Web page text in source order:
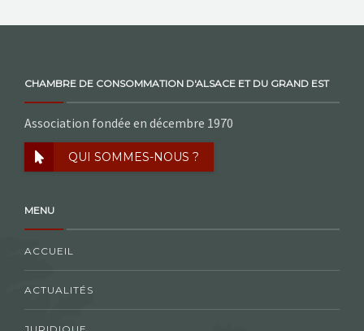
CHAMBRE DE CONSOMMATION D'ALSACE ET DU GRAND EST
Association fondée en décembre 1970
QUI SOMMES-NOUS ?
MENU
ACCUEIL
ACTUALITÉS